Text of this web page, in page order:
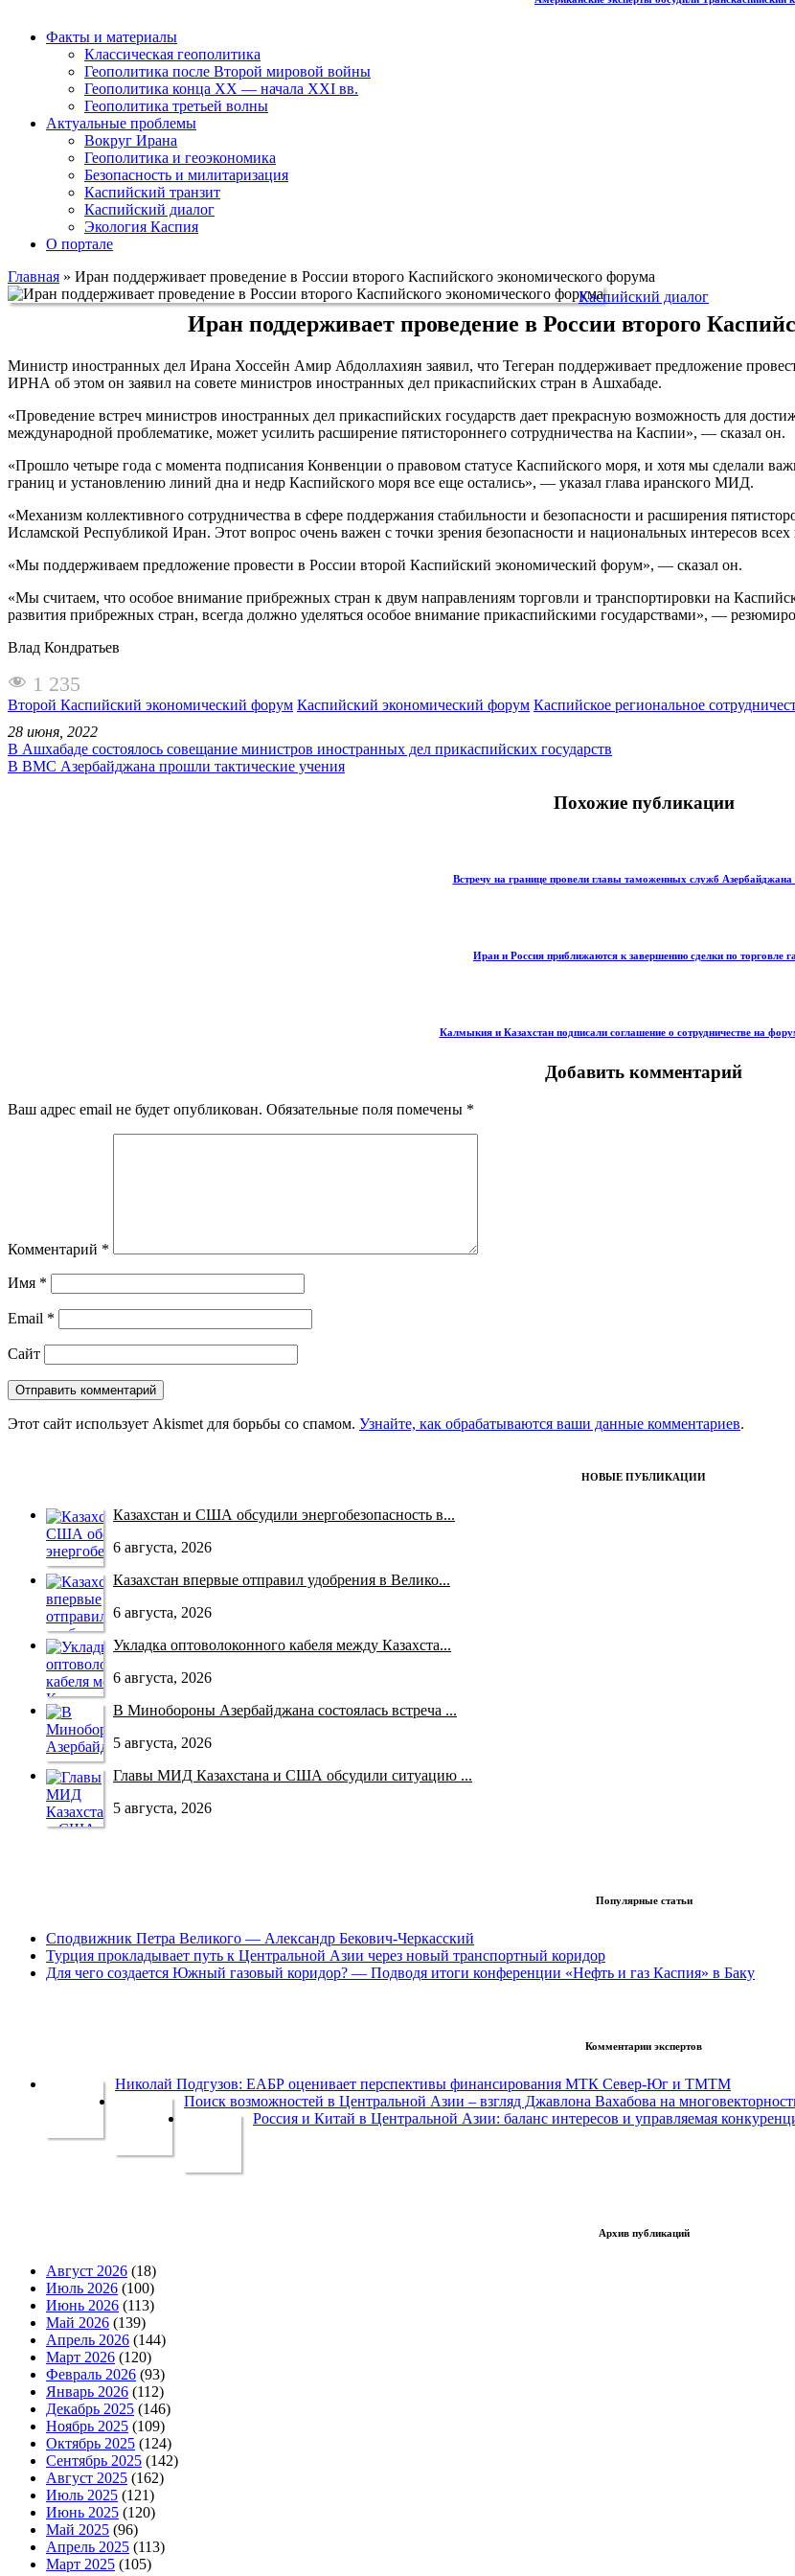
Факты и материалы
Классическая геополитика
Геополитика после Второй мировой войны
Геополитика конца XX — начала XXI вв.
Геополитика третьей волны
Актуальные проблемы
Вокруг Ирана
Геополитика и геоэкономика
Безопасность и милитаризация
Каспийский транзит
Каспийский диалог
Экология Каспия
О портале
Главная » Иран поддерживает проведение в России второго Каспийского экономического форума
Каспийский диалог
Иран поддерживает проведение в России второго
Министр иностранных дел Ирана Хоссейн Амир Абдоллахиян заявил, что Тегеран поддерживает предложение
ИРНА об этом он заявил на совете министров иностранных дел прикаспийских стран в Ашхабаде.
«Проведение встреч министров иностранных дел прикаспийских государств дает прекрасную возможность для
международной проблематике, может усилить расширение пятистороннего сотрудничества на Каспии», — сказал он.
«Прошло четыре года с момента подписания Конвенции о правовом статусе Каспийского моря, и хотя мы сделали
границ и установлению линий дна и недр Каспийского моря все еще остались», — указал глава иранского МИД.
«Механизм коллективного сотрудничества в сфере поддержания стабильности и безопасности и расширения
Исламской Республикой Иран. Этот вопрос очень важен с точки зрения безопасности и национальных интересов
«Мы поддерживаем предложение провести в России второй Каспийский экономический форум», — сказал он.
«Мы считаем, что особое внимание прибрежных стран к двум направлениям торговли и транспортировки на
развития прибрежных стран, всегда должно уделяться особое внимание прикаспийскими государствами», —
Влад Кондратьев
1 235
Второй Каспийский экономический форум Каспийский экономический форум Каспийское региональное
28 июня, 2022
В Ашхабаде состоялось совещание министров иностранных дел прикаспийских государств
В ВМС Азербайджана прошли тактические учения
Похожие публикации
Встречу на границе провели главы таможенных служб
Иран и Россия приближаются к завершению сделки по торговле
Калмыкия и Казахстан подписали соглашение о сотрудничестве на
Добавить комментарий
Ваш адрес email не будет опубликован. Обязательные поля помечены *
Комментарий *
Имя *
Email *
Сайт
Этот сайт использует Akismet для борьбы со спамом. Узнайте, как обрабатываются ваши данные комментариев.
НОВЫЕ ПУБЛИКАЦИИ
Казахстан и США обсудили энергобезопасность в...
6 августа, 2026
Казахстан впервые отправил удобрения в Велико...
6 августа, 2026
Укладка оптоволоконного кабеля между Казахста...
6 августа, 2026
В Минобороны Азербайджана состоялась встреча ...
5 августа, 2026
Главы МИД Казахстана и США обсудили ситуацию ...
5 августа, 2026
Популярные статьи
Сподвижник Петра Великого — Александр Бекович-Черкасский
Турция прокладывает путь к Центральной Азии через новый транспортный коридор
Для чего создается Южный газовый коридор? — Подводя итоги конференции «Нефть и газ Каспия» в Баку
Комментарии экспертов
Николай Подгузов: ЕАБР оценивает перспективы финансирования МТК Север-Юг и ТМТМ
Поиск возможностей в Центральной Азии – взгляд Джавлона Вахабова на
Россия и Китай в Центральной Азии: баланс интересов и управляемая
Архив публикаций
Август 2026 (18)
Июль 2026 (100)
Июнь 2026 (113)
Май 2026 (139)
Апрель 2026 (144)
Март 2026 (120)
Февраль 2026 (93)
Январь 2026 (112)
Декабрь 2025 (146)
Ноябрь 2025 (109)
Октябрь 2025 (124)
Сентябрь 2025 (142)
Август 2025 (162)
Июль 2025 (121)
Июнь 2025 (120)
Май 2025 (96)
Апрель 2025 (113)
Март 2025 (105)